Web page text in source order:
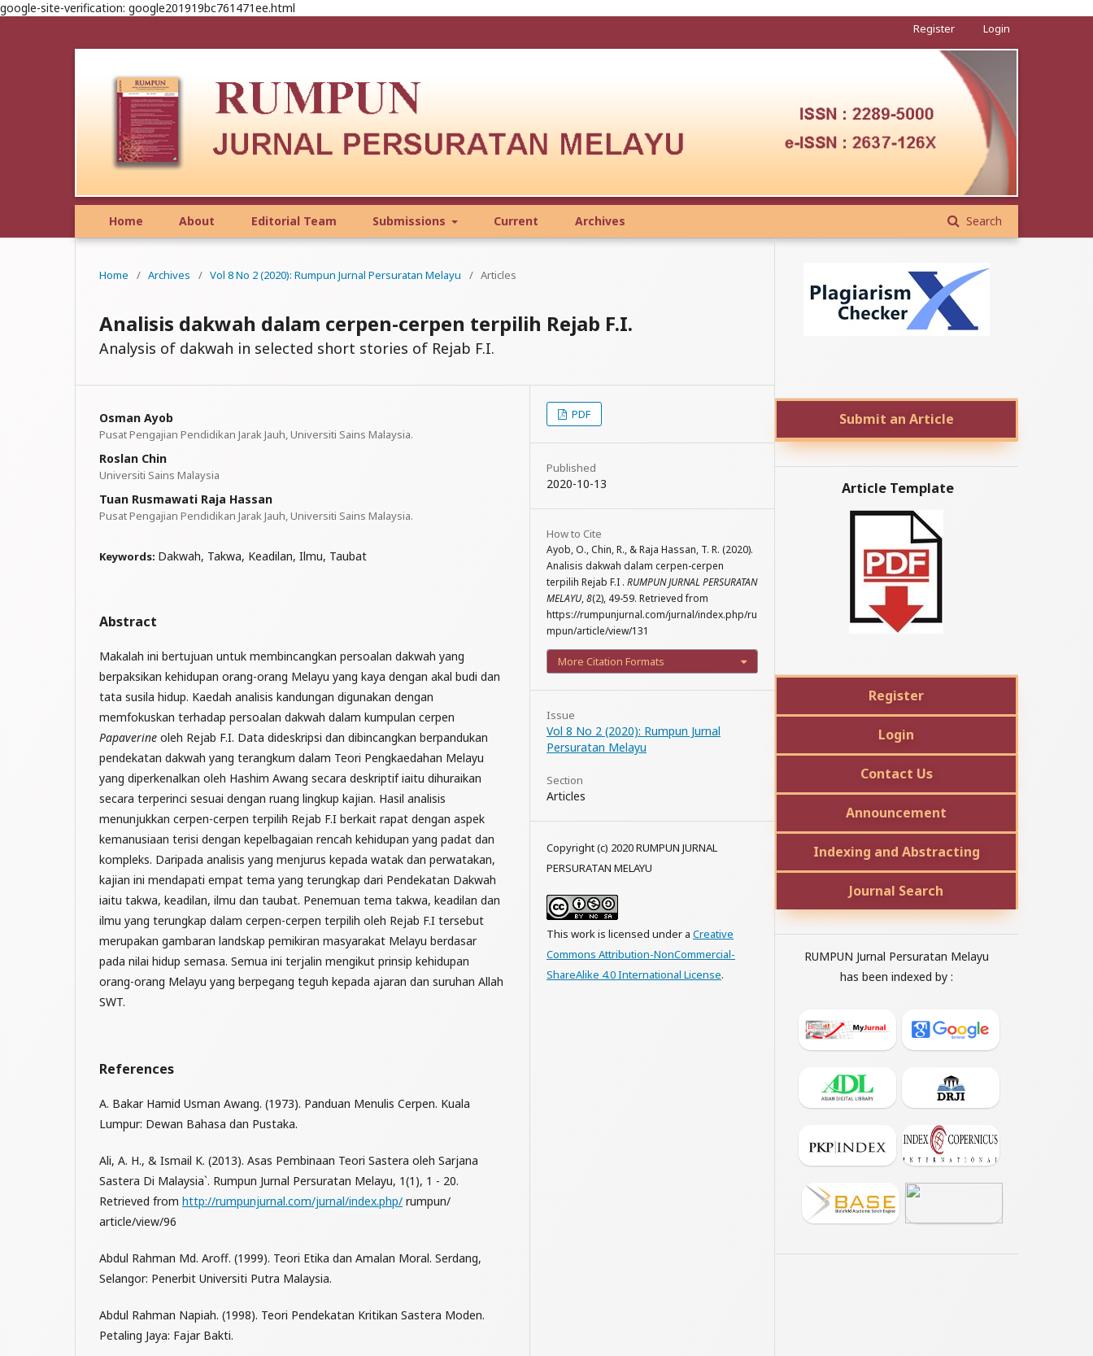
google-site-verification: google201919bc761471ee.html
Home About Editorial Team Submissions Current Archives Search
Register Login
Home / Archives / Vol 8 No 2 (2020): Rumpun Jurnal Persuratan Melayu / Articles
Analisis dakwah dalam cerpen-cerpen terpilih Rejab F.I.
Analysis of dakwah in selected short stories of Rejab F.I.
Osman Ayob
Pusat Pengajian Pendidikan Jarak Jauh, Universiti Sains Malaysia.
Roslan Chin
Universiti Sains Malaysia
Tuan Rusmawati Raja Hassan
Pusat Pengajian Pendidikan Jarak Jauh, Universiti Sains Malaysia.
Keywords: Dakwah, Takwa, Keadilan, Ilmu, Taubat
Abstract
Makalah ini bertujuan untuk membincangkan persoalan dakwah yang
berpaksikan kehidupan orang-orang Melayu yang kaya dengan akal budi dan
tata susila hidup. Kaedah analisis kandungan digunakan dengan
memfokuskan terhadap persoalan dakwah dalam kumpulan cerpen
Papaverine oleh Rejab F.I. Data dideskripsi dan dibincangkan berpandukan
pendekatan dakwah yang terangkum dalam Teori Pengkaedahan Melayu
yang diperkenalkan oleh Hashim Awang secara deskriptif iaitu dihuraikan
secara terperinci sesuai dengan ruang lingkup kajian. Hasil analisis
menunjukkan cerpen-cerpen terpilih Rejab F.I berkait rapat dengan aspek
kemanusiaan terisi dengan kepelbagaian rencah kehidupan yang padat dan
kompleks. Daripada analisis yang menjurus kepada watak dan perwatakan,
kajian ini mendapati empat tema yang terungkap dari Pendekatan Dakwah
iaitu takwa, keadilan, ilmu dan taubat. Penemuan tema takwa, keadilan dan
ilmu yang terungkap dalam cerpen-cerpen terpilih oleh Rejab F.I tersebut
merupakan gambaran landskap pemikiran masyarakat Melayu berdasar
pada nilai hidup semasa. Semua ini terjalin mengikut prinsip kehidupan
orang-orang Melayu yang berpegang teguh kepada ajaran dan suruhan Allah
SWT.
References
A. Bakar Hamid Usman Awang. (1973). Panduan Menulis Cerpen. Kuala
Lumpur: Dewan Bahasa dan Pustaka.
Ali, A. H., & Ismail K. (2013). Asas Pembinaan Teori Sastera oleh Sarjana
Sastera Di Malaysia`. Rumpun Jurnal Persuratan Melayu, 1(1), 1 - 20.
Retrieved from http://rumpunjurnal.com/jurnal/index.php/ rumpun/
article/view/96
Abdul Rahman Md. Aroff. (1999). Teori Etika dan Amalan Moral. Serdang,
Selangor: Penerbit Universiti Putra Malaysia.
Abdul Rahman Napiah. (1998). Teori Pendekatan Kritikan Sastera Moden.
Petaling Jaya: Fajar Bakti.
PDF
Published
2020-10-13
How to Cite
Ayob, O., Chin, R., & Raja Hassan, T. R. (2020).
Analisis dakwah dalam cerpen-cerpen
terpilih Rejab F.I . RUMPUN JURNAL PERSURATAN
MELAYU,8(2), 49-59. Retrieved from
https://rumpunjurnal.com/jurnal/index.php/ru
mpun/article/view/131
More Citation Formats
Issue
Vol 8 No 2 (2020): Rumpun Jurnal
Persuratan Melayu
Section
Articles
Copyright (c) 2020 RUMPUN JURNAL
PERSURATAN MELAYU
This work is licensed under a Creative
Commons Attribution-NonCommercial-
ShareAlike 4.0 International License.
Submit an Article
Article Template
Register
Login
Contact Us
Announcement
Indexing and Abstracting
Journal Search
RUMPUN Jurnal Persuratan Melayu
has been indexed by :